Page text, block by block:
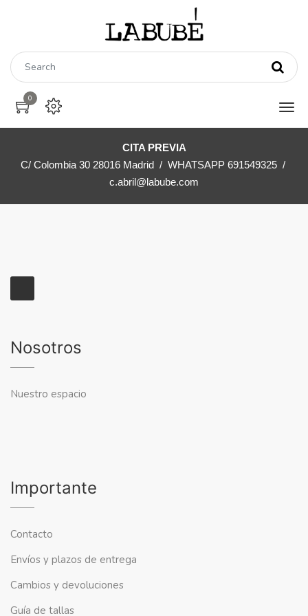
0
CITA PREVIA
C/ Colombia 30 28016 Madrid / WHATSAPP 691549325 /
c.abril@labube.com
Nosotros
Nuestro espacio
Importante
Contacto
Envíos y plazos de entrega
Cambios y devoluciones
Guía de tallas